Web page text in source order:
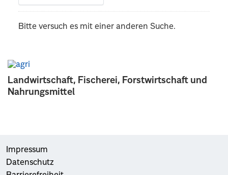
Landwirtschaft, Fischerei, Forstwirtschaft und
Nahrungsmittel
Bitte versuch es mit einer anderen Suche.
Impressum
Datenschutz